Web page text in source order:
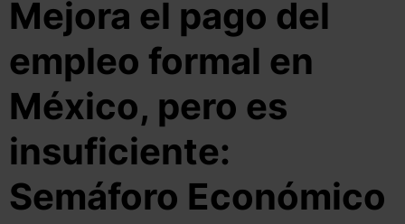
Mejora el pago del
empleo formal en
México, pero es
insuficiente:
Semáforo Económico